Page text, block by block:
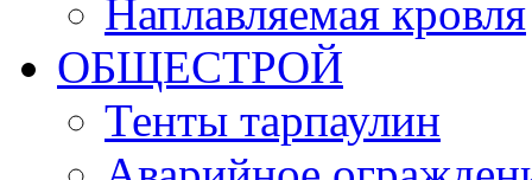
Наплавляемая кровля
ОБЩЕСТРОЙ
Тенты тарпаулин